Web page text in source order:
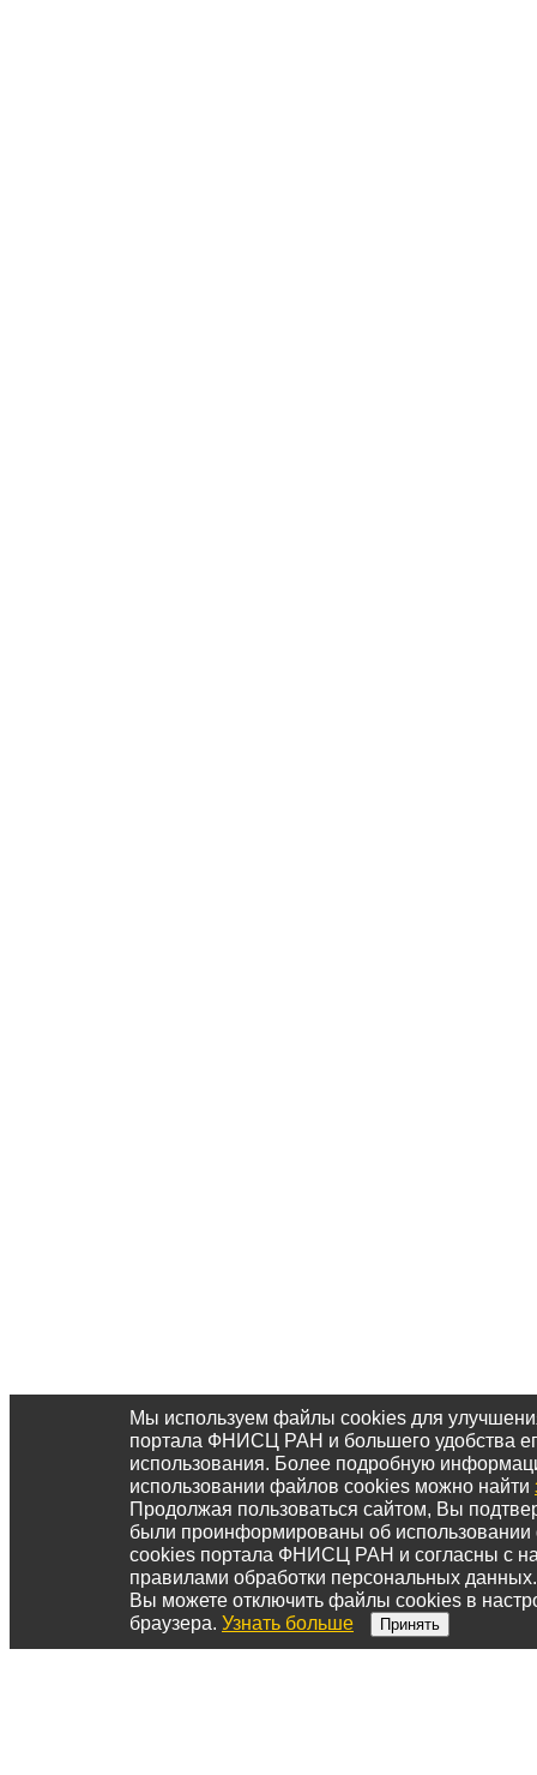
Мы используем файлы cookies для
портала ФНИСЦ РАН и большего удобства
использования. Более подробную
использовании файлов cookies можно найти
Продолжая пользоваться сайтом, Вы
были проинформированы об
cookies портала ФНИСЦ РАН и согласны с
правилами обработки персональных данных.
Вы можете отключить файлы cookies в
браузера. Узнать больше Принять